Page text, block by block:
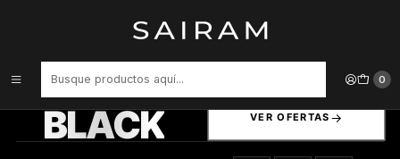
0
Perfume Beas Hypnose Possion Clon Hypnotic Poison Christian Dior
Mujer Edp 100 ml Tester
BLACK VER OFERTAS